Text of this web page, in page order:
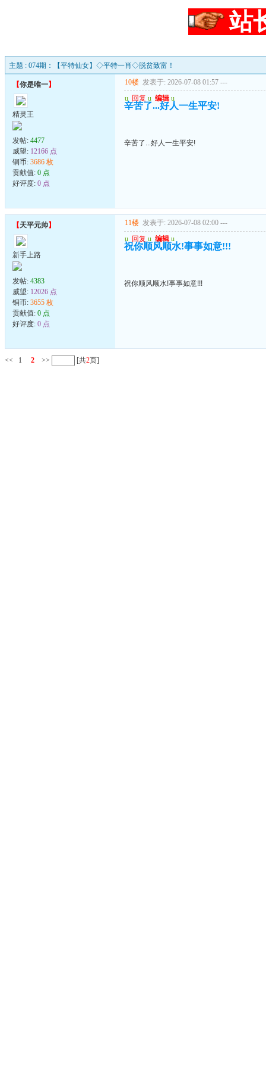
站
主题 : 074期：【平特仙女】◇平特一肖◇脱贫致富！
【你是唯一】
精灵王
发帖: 4477
威望: 12166 点
铜币: 3686 枚
贡献值: 0 点
好评度: 0 点
10楼 发表于: 2026-07-08 01:57 ---
u 回复 u 编辑 u
辛苦了...好人一生平安!
辛苦了...好人一生平安!
【天平元帅】
新手上路
发帖: 4383
威望: 12026 点
铜币: 3655 枚
贡献值: 0 点
好评度: 0 点
11楼 发表于: 2026-07-08 02:00 ---
u 回复 u 编辑 u
祝你顺风顺水!事事如意!!!
祝你顺风顺水!事事如意!!!
<< 1 2 >> [共2页]